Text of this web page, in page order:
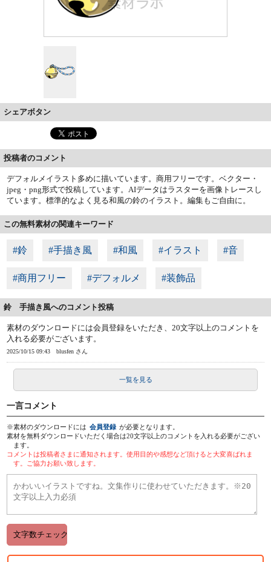
シェアボタン
投稿者のコメント
デフォルメイラスト多めに描いています。商用フリーです。ベクター・
jpeg・png形式で投稿しています。AIデータはラスターを画像トレースし
ています。標準的なよく見る和風の鈴のイラスト。編集もご自由に。
この無料素材の関連キーワード
#鈴 #手描き風 #和風 #イラスト #音
#商用フリー #デフォルメ #装飾品
鈴 手描き風へのコメント投稿
素材のダウンロードには会員登録をいただき、20文字以上のコメントを
入れる必要がございます。
2025/10/15 09:43 blusfen さん
一覧を見る
一言コメント
※素材のダウンロードには 会員登録 が必要となります。
素材を無料ダウンロードいただく場合は20文字以上のコメントを入れる必要がござい
ます。
コメントは投稿者さまに通知されます。使用目的や感想など頂けると大変喜ばれま
す。ご協力お願い致します。